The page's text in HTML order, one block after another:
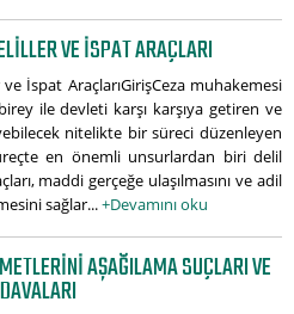
VE İSPAT ARAÇLARI
İspat AraçlarıGirişCeza muhakemesi
ile devleti karşı karşıya getiren ve
nitelikte bir süreci düzenleyen
en önemli unsurlardan biri delil
maddi gerçeğe ulaşılmasını ve adil
sağlar...+Devamını oku
AŞAĞILAMA SUÇLARI VE